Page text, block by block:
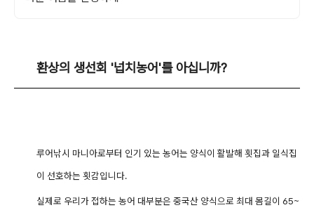
환상의 생선회 '넙치농어'를 아십니까?
루어낚시 마니아로부터 인기 있는 농어는 양식이 활발해 횟집과 일식집
이 선호하는 횟감입니다.
실제로 우리가 접하는 농어 대부분은 중국산 양식으로 최대 몸길이 65~